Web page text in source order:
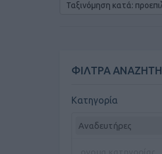
Ταξινόμηση κατά:
ΦΙΛΤΡΑ
Κατηγορία
Αναδευτήρες